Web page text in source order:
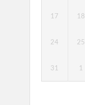
17 18
24 25
31 1